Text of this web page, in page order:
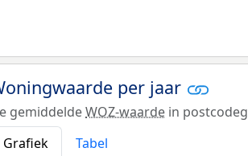
per jaar
gemiddeldeWOZ-waarde in
Grafiek
Tabel